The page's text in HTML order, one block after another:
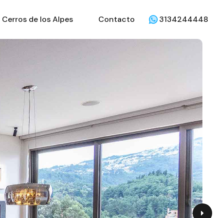
Cerros de los Alpes Contacto 3134244448